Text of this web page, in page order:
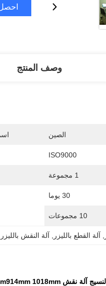
وصف المنتج
الصين
ISO9000
1 مجموعة
30 يوما
10 مجموعات
آلة القطع بالليزر آلة النقش بالليزر